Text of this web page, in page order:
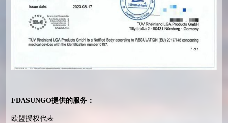
FDASUNGO提供的服务：
欧盟授权代表